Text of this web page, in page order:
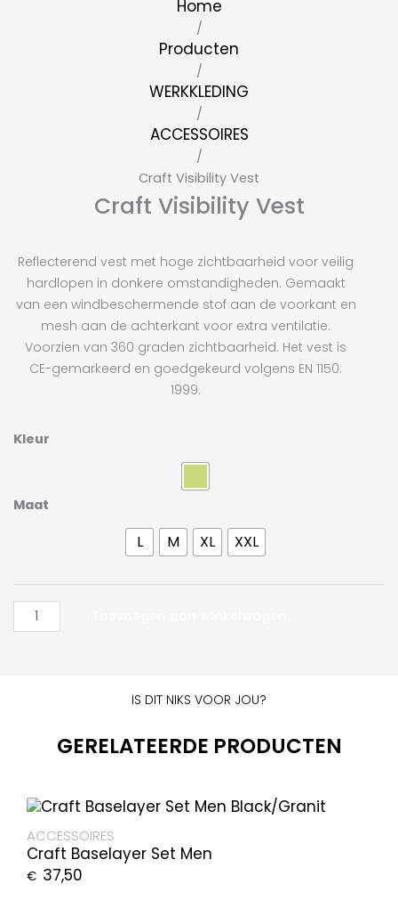
Home
/
Producten
/
WERKKLEDING
/
ACCESSOIRES
/
Craft Visibility Vest
Craft Visibility Vest
Reflecterend vest met hoge zichtbaarheid voor veilig
hardlopen in donkere omstandigheden. Gemaakt
van een windbeschermende stof aan de voorkant en
mesh aan de achterkant voor extra ventilatie.
Voorzien van 360 graden zichtbaarheid. Het vest is
CE-gemarkeerd en goedgekeurd volgens EN 1150:
1999.
Kleur
Maat
L M XL XXL
Craft
aantal
IS DIT NIKS VOOR JOU?
GERELATEERDE PRODUCTEN
ACCESSOIRES
Craft Baselayer Set Men
€ 37,50